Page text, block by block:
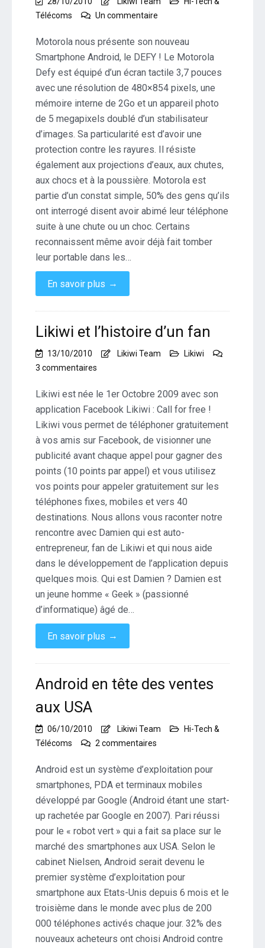
Télécoms
Un commentaire
nouveau
Defy
testé
par
les
lapins
Motorola nous présente son nouveau
Smartphone Android, le DEFY ! Le Motorola
Defy est équipé d’un écran tactile 3,7 pouces
avec une résolution de 480×854 pixels, une
mémoire interne de 2Go et un appareil photo
de 5 megapixels doublé d’un stabilisateur
d’images. Sa particularité est d’avoir une
protection contre les rayures. Il résiste
également aux projections d’eaux, aux chutes,
aux chocs et à la poussière. Motorola est
partie d’un constat simple, 50% des gens qu’ils
ont interrogé disent avoir abimé leur téléphone
suite à une chute ou un choc. Certains
reconnaissent même avoir déjà fait tomber
leur portable dans les…
En savoir plus →
Likiwi et l’histoire d’un fan
13/10/2010 Likiwi Team
Likiwi
3 commentaires
et
d’un
fan
Likiwi est née le 1er Octobre 2009 avec son
application Facebook Likiwi : Call for free !
Likiwi vous permet de téléphoner gratuitement
à vos amis sur Facebook, de visionner une
publicité avant chaque appel pour gagner des
points (10 points par appel) et vous utilisez
vos points pour appeler gratuitement sur les
téléphones fixes, mobiles et vers 40
destinations. Nous allons vous raconter notre
rencontre avec Damien qui est auto-
entrepreneur, fan de Likiwi et qui nous aide
dans le développement de l’application depuis
quelques mois. Qui est Damien ? Damien est
un jeune homme « Geek » (passionné
d’informatique) âgé de…
En savoir plus →
Android en tête des ventes
aux USA
06/10/2010 Likiwi Team
Hi-Tech &
Télécoms
2 commentaires
en
des
ventes
aux
USA
Android est un système d’exploitation pour
smartphones, PDA et terminaux mobiles
développé par Google (Android étant une start-
up rachetée par Google en 2007). Pari réussi
pour le « robot vert » qui a fait sa place sur le
marché des smartphones aux USA. Selon le
cabinet Nielsen, Android serait devenu le
premier système d’exploitation pour
smartphone aux Etats-Unis depuis 6 mois et le
troisième dans le monde avec plus de 200
000 téléphones activés chaque jour. 32% des
nouveaux acheteurs ont choisi Android contre